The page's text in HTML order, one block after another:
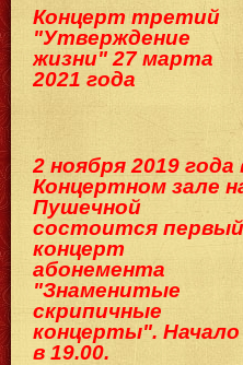
Концерт третий
"Утверждение
жизни" 27 марта
2021 года
2 ноября 2019 года
Концертном зале
Пушечной
состоится первый
концерт
абонемента
"Знаменитые
скрипичные
концерты". Начало
в 19.00.